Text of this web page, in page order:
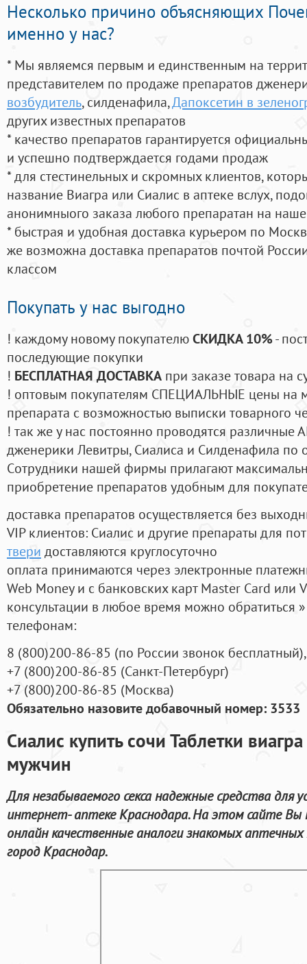
Несколько причино объясняющих
именно у нас?
* Мы являемся первым и единственным на
представителем по продаже препаратов
возбудитель, силденафила,Дапоксетин в
других известных препаратов
* качество препаратов гарантируется
и успешно подтверждается годами продаж
* для стестинельных и скромных клиентов,
название Виагра или Сиалис в аптеке вслух,
анонимныого заказа любого препаратан на
* быстрая и удобная доставка курьером по
же возможна доставка препаратов почтой
классом
Покупать у нас выгодно
! каждому новому покупателюСКИДКА 10%-
последующие покупки
! БЕСПЛАТНАЯ ДОСТАВКА при заказе товара на
! оптовым покупателям СПЕЦИАЛЬНЫЕ цены на
препарата с возможностью выписки товарного
! так же у нас постоянно проводятся
дженерики Левитры, Сиалиса и Силденафила по
Cотрудники нашей фирмы прилагают
приобретение препаратов удобным для
доставка препаратов осуществляется без
VIP клиентов: Сиалис и другие препараты для
твери доставляются круглосуточно
оплата принимаются через электронные
Web Money и с банковских карт Master Card или
консультации в любое время можно обратиться
телефонам:
8 (800)200-86-85 (по России звонок бесплатный),
+7 (800)200-86-85 (Санкт-Петербург)
+7 (800)200-86-85 (Москва)
Обязательно назовите добавочный номер: 3533
Сиалис купить сочи Таблетки
мужчин
Для незабываемого секса надежные средства для
интернет- аптеке Краснодара. На этом сайте
онлайн качественные аналоги знакомых
город Краснодар.